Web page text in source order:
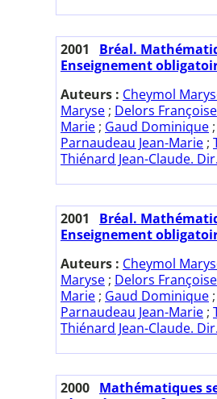
2001
Bréal.
Enseignement
Auteurs : Cheymol
Maryse ; Delors Françoise
Marie ; Gaud Dominique ;
Parnaudeau Jean-Marie ;
Thiénard Jean-Claude. Dir.
2001
Bréal.
Enseignement
Auteurs : Cheymol
Maryse ; Delors Françoise
Marie ; Gaud Dominique ;
Parnaudeau Jean-Marie ;
Thiénard Jean-Claude. Dir.
2000 Mathématiques